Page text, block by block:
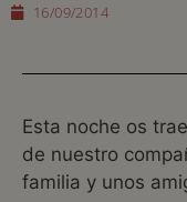
16/09/2014
Esta noche os
de nuestro
familia y unos